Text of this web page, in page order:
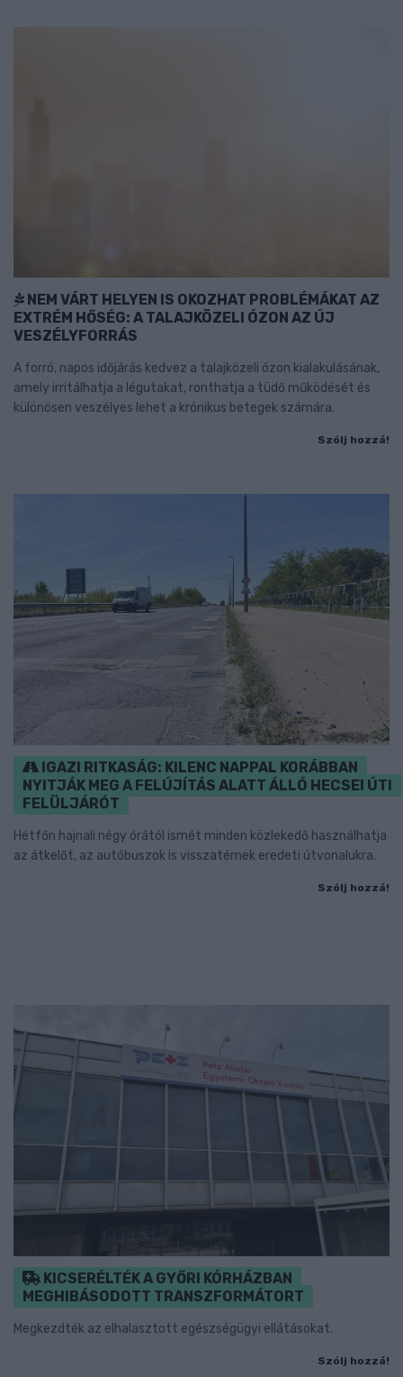
NEM VÁRT HELYEN IS OKOZHAT PROBLÉMÁKAT AZ
EXTRÉM HŐSÉG: A TALAJKÖZELI ÓZON AZ ÚJ
VESZÉLYFORRÁS
A forró, napos időjárás kedvez a talajközeli ózon kialakulásának,
amely irritálhatja a légutakat, ronthatja a tüdő működését és
különösen veszélyes lehet a krónikus betegek számára.
Szólj hozzá!
IGAZI RITKASÁG: KILENC NAPPAL KORÁBBAN
NYITJÁK MEG A FELÚJÍTÁS ALATT ÁLLÓ HECSEI ÚTI
FELÜLJÁRÓT
Hétfőn hajnali négy órától ismét minden közlekedő használhatja
az átkelőt, az autóbuszok is visszatérnek eredeti útvonalukra.
Szólj hozzá!
KICSERÉLTÉK A GYŐRI KÓRHÁZBAN
MEGHIBÁSODOTT TRANSZFORMÁTORT
Megkezdték az elhalasztott egészségügyi ellátásokat.
Szólj hozzá!